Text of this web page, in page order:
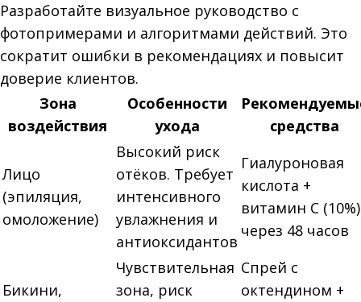
Разработайте визуальное руководство с
фотопримерами и алгоритмами действий. Это
сократит ошибки в рекомендациях и повысит
доверие клиентов.
Зона
воздействия
Особенности
ухода
средства
Лицо
(эпиляция,
омоложение)
Высокий риск
отёков. Требует
интенсивного
увлажнения и
антиоксидантов
Гиалуроновая
кислота +
витамин C (10%)
через 48 часов
Бикини,
Чувствительная
зона, риск
Спрей с
октендином +